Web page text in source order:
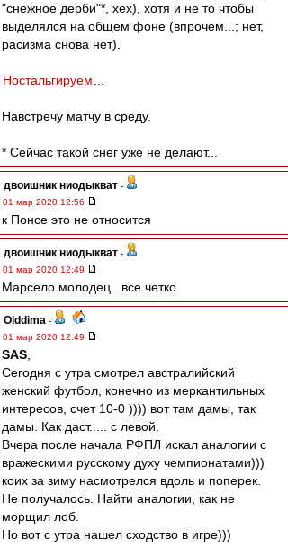
"снежное дерби"*, хех), хотя и не то чтобы
выделялся на общем фоне (впрочем...; нет,
расизма снова нет).
Ностальгируем
Навстречу матчу в среду.
* Сейчас такой снег уже не делают...
двоишник ниодыкват -
01 мар 2020 12:56
к Понсе это не относится
двоишник ниодыкват -
01 мар 2020 12:49
Марсело молодец...все четко
Olddima -
01 мар 2020 12:49
SAS
Сегодня с утра смотрел австралийский
женский футбол, конечно из меркантильных
интересов, счет 10-0 )))) вот там дамы, так
дамы. Как даст..... с левой.
Вчера после начала РФПЛ искал аналогии с
вражескими русскому духу чемпионатами)))
коих за зиму насмотрелся вдоль и поперек.
Не получалось. Найти аналогии, как не
морщил лоб.
Но вот с утра нашел сходство в игре)))